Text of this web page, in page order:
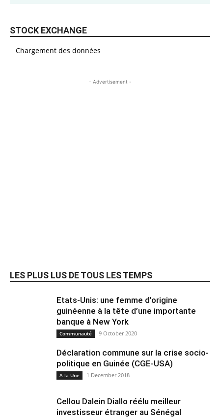
STOCK EXCHANGE
Chargement des données
- Advertisement -
LES PLUS LUS DE TOUS LES TEMPS
Etats-Unis: une femme d’origine
guinéenne à la tête d’une importante
banque à New York
Communauté 9 October 2020
Déclaration commune sur la crise socio-
politique en Guinée (CGE-USA)
A la Une 1 December 2018
Cellou Dalein Diallo réélu meilleur
investisseur étranger au Sénégal